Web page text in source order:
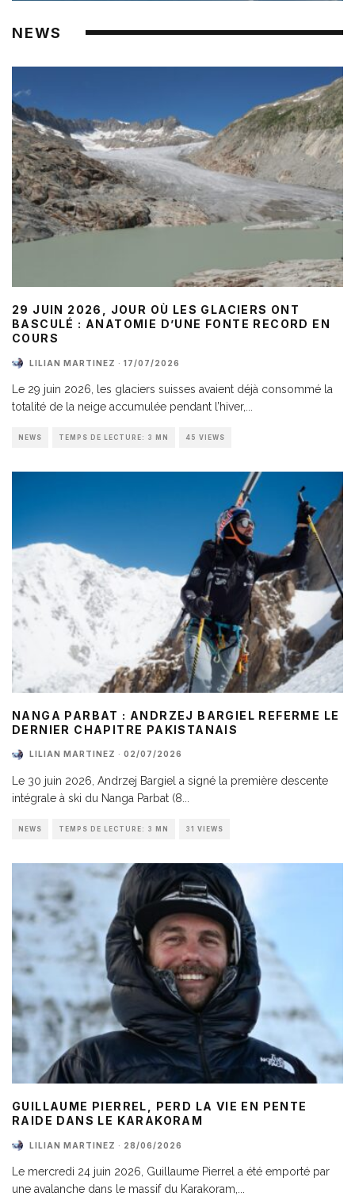
NEWS
29 JUIN 2026, JOUR OÙ LES GLACIERS ONT
BASCULÉ : ANATOMIE D’UNE FONTE RECORD EN
COURS
LILIAN MARTINEZ · 17/07/2026
Le 29 juin 2026, les glaciers suisses avaient déjà consommé la
totalité de la neige accumulée pendant l’hiver,
NEWS TEMPS DE LECTURE: 3 MN 45 VIEWS
NANGA PARBAT : ANDRZEJ BARGIEL REFERME LE
DERNIER CHAPITRE PAKISTANAIS
LILIAN MARTINEZ · 02/07/2026
Le 30 juin 2026, Andrzej Bargiel a signé la première descente
intégrale à ski du Nanga Parbat (8
NEWS TEMPS DE LECTURE: 3 MN 31 VIEWS
GUILLAUME PIERREL, PERD LA VIE EN PENTE
RAIDE DANS LE KARAKORAM
LILIAN MARTINEZ · 28/06/2026
Le mercredi 24 juin 2026, Guillaume Pierrel a été emporté par
une avalanche dans le massif du Karakoram,...